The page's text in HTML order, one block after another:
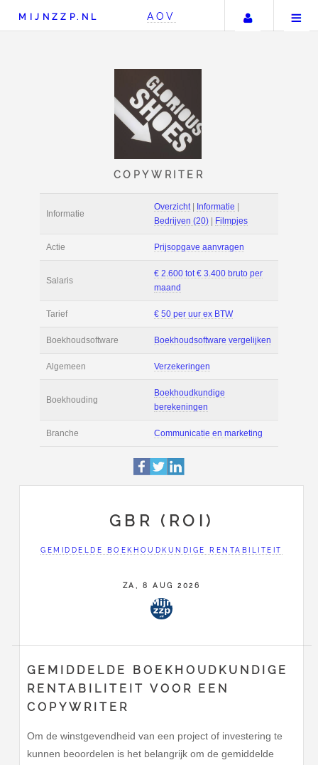
MIJNZZP.NL AOV Uw
COPYWRITER
Actie Prijsopgave
€ 2.600 tot € 3.400
maand
Tarief € 50 per uur ex
Boekhoudsoftware
Boekhouding
Boekhoudkundige
GBR (ROI)
GEMIDDELDE BOEKHOUDKUNDIGE RENTABILITEIT
ZA, 8 AUG 2026
GEMIDDELDE BOEKHOUDKUNDIGE
RENTABILITEIT VOOR EEN
COPYWRITER
Om de winstgevendheid van een project of investering te
kunnen beoordelen is het belangrijk om de gemiddelde